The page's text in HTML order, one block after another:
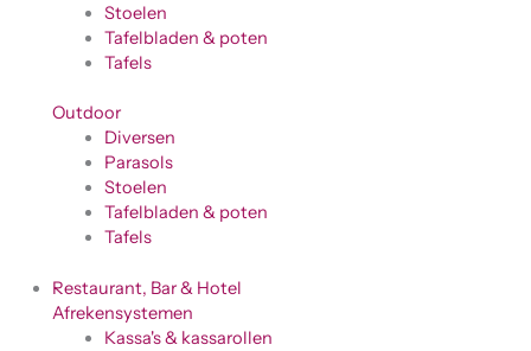
Stoelen
Tafelbladen & poten
Tafels
Outdoor
Diversen
Parasols
Stoelen
Tafelbladen & poten
Tafels
Restaurant, Bar & Hotel
Afrekensystemen
Kassa's & kassarollen